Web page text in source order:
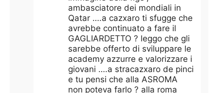
ambasciatore dei mondiali in
Qatar ….a cazxaro ti sfugge che
avrebbe continuato a fare il
GAGLIARDETTO ? leggo che gli
sarebbe offerto di sviluppare le
academy azzurre e valorizzare i
giovani ….a stracazxaro de pinci
e tu pensi che alla ASROMA
non poteva farlo ? alla roma